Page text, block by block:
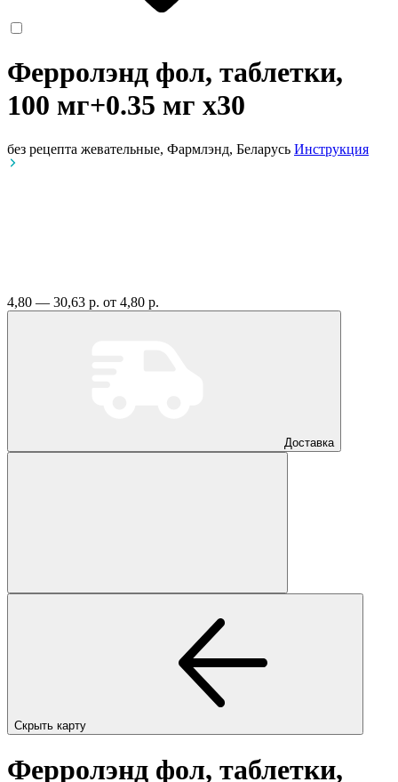
Ферролэнд фол, таблетки,
100 мг+0.35 мг x30
без рецепта жевательные, Фармлэнд, Беларусь Инструкция
4,80 — 30,63 р. от 4,80 р.
Доставка
Скрыть карту
Ферролэнд фол, таблетки,